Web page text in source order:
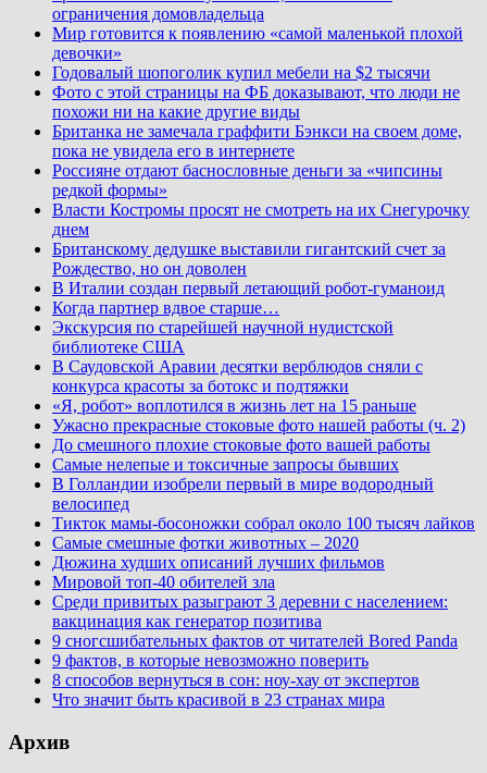
ограничения домовладельца
Мир готовится к появлению «самой маленькой плохой
девочки»
Годовалый шопоголик купил мебели на $2 тысячи
Фото с этой страницы на ФБ доказывают, что люди не
похожи ни на какие другие виды
Британка не замечала граффити Бэнкси на своем доме,
пока не увидела его в интернете
Россияне отдают баснословные деньги за «чипсины
редкой формы»
Власти Костромы просят не смотреть на их Снегурочку
днем
Британскому дедушке выставили гигантский счет за
Рождество, но он доволен
В Италии создан первый летающий робот-гуманоид
Когда партнер вдвое старше…
Экскурсия по старейшей научной нудистской
библиотеке США
В Саудовской Аравии десятки верблюдов сняли с
конкурса красоты за ботокс и подтяжки
«Я, робот» воплотился в жизнь лет на 15 раньше
Ужасно прекрасные стоковые фото нашей работы (ч. 2)
До смешного плохие стоковые фото вашей работы
Самые нелепые и токсичные запросы бывших
В Голландии изобрели первый в мире водородный
велосипед
Тикток мамы-босоножки собрал около 100 тысяч лайков
Самые смешные фотки животных – 2020
Дюжина худших описаний лучших фильмов
Мировой топ-40 обителей зла
Среди привитых разыграют 3 деревни с населением:
вакцинация как генератор позитива
9 сногсшибательных фактов от читателей Bored Panda
9 фактов, в которые невозможно поверить
8 способов вернуться в сон: ноу-хау от экспертов
Что значит быть красивой в 23 странах мира
Архив